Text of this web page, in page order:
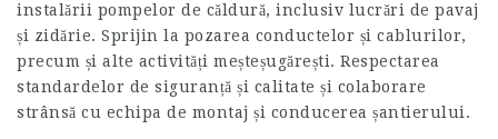
instalării pompelor de căldură, inclusiv lucrări de pavaj
și zidărie. Sprijin la pozarea conductelor și cablurilor,
precum și alte activități meșteșugărești. Respectarea
standardelor de siguranță și calitate și colaborare
strânsă cu echipa de montaj și conducerea șantierului.